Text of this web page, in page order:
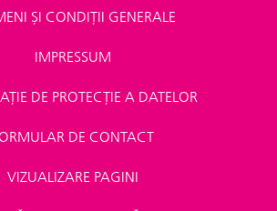
ȘI CONDIȚII GENERALE
IMPRESSUM
DE PROTECȚIE A DATELOR
DE CONTACT
VIZUALIZARE PAGINI